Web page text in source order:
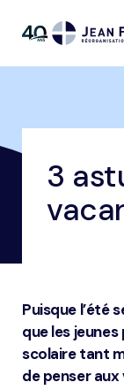
Fortin
d'ariane
Accueil Nos
3 astuces pour
Trustpilot
3
Puisque l’été
que les
scolaire tant
de penser